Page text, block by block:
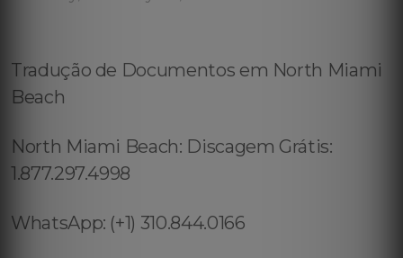
Tradução de Documentos em North Miami
Beach
North Miami Beach: Discagem Grátis:
1.877.297.4998
WhatsApp: (+1) 310.844.0166